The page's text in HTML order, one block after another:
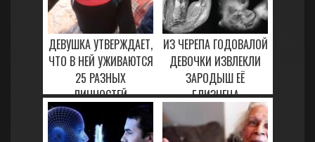
ДЕВУШКА УТВЕРЖДАЕТ,
ЧТО В НЕЙ УЖИВАЮТСЯ
25 РАЗНЫХ
ЛИЧНОСТЕЙ
18 ФЕВРАЛЯ, 2021
ИЗ ЧЕРЕПА ГОДОВАЛОЙ
ДЕВОЧКИ ИЗВЛЕКЛИ
ЗАРОДЫШ ЕЁ
БЛИЗНЕЦА
13 МАРТА, 2023